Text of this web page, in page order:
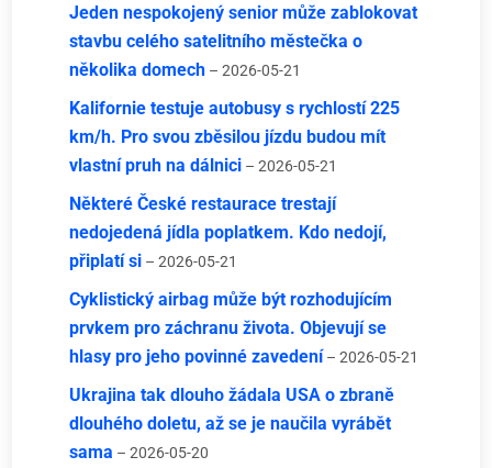
Jeden nespokojený senior může zablokovat
stavbu celého satelitního městečka o
několika domech – 2026-05-21
Kalifornie testuje autobusy s rychlostí 225
km/h. Pro svou zběsilou jízdu budou mít
vlastní pruh na dálnici – 2026-05-21
Některé České restaurace trestají
nedojedená jídla poplatkem. Kdo nedojí,
připlatí si – 2026-05-21
Cyklistický airbag může být rozhodujícím
prvkem pro záchranu života. Objevují se
hlasy pro jeho povinné zavedení – 2026-05-21
Ukrajina tak dlouho žádala USA o zbraně
dlouhého doletu, až se je naučila vyrábět
sama – 2026-05-20